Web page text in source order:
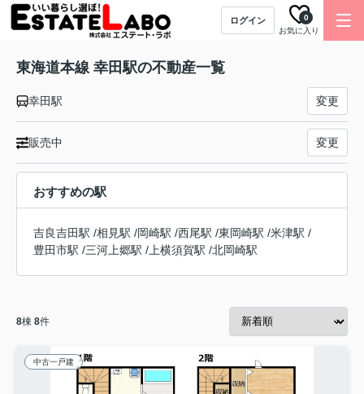
ログイン
お気に入り
0
東海道本線 幸田駅の不動産一覧
幸田駅 変更
販売中 変更
おすすめの駅
吉良吉田駅 /相見駅 /岡崎駅 /西尾駅 /東岡崎駅 /米津駅 /
豊田市駅 /三河上郷駅 / 上横須賀駅 /北岡崎駅
8棟 8件
中古一戸建